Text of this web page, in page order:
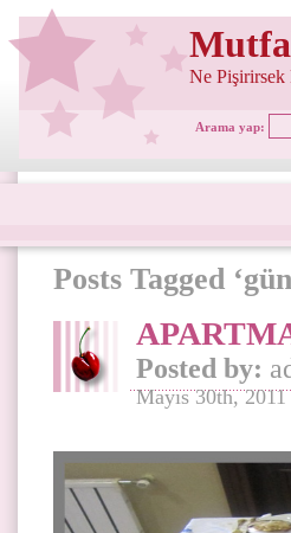
Ne Pişirirsek
Arama yap:
Posts Tagged
Posted by:
Mayıs 30th,